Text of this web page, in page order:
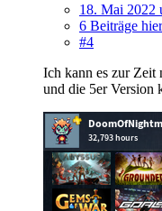
18. Mai 2022
6 Beiträge hier
#4
Ich kann es zur Zeit
und die 5er Version